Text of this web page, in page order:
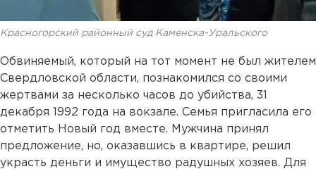
Красногорский районный суд Каменска-Уральского
Обвиняемый, который на тот момент не был жителем
Свердловской области, познакомился со своими
жертвами за несколько часов до убийства, 31
декабря 1992 года на вокзале. Семья пригласила его
отметить Новый год вместе. Мужчина принял
предложение, но, оказавшись в квартире, решил
украсть деньги и имущество радушных хозяев. Для